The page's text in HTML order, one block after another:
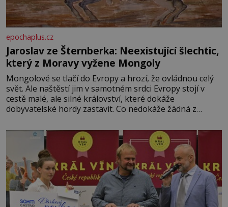
epochaplus.cz
Jaroslav ze Šternberka: Neexistující šlechtic,
který z Moravy vyžene Mongoly
Mongolové se tlačí do Evropy a hrozí, že ovládnou celý
svět. Ale naštěstí jim v samotném srdci Evropy stojí v
cestě malé, ale silné království, které dokáže
dobyvatelské hordy zastavit. Co nedokáže žádná z
král. Nebo že by ne? Mongolové od roku 1223 postupují
podél Kaspického a Azovského moře,